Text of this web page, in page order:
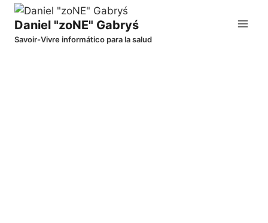
Saltar
contenido
Daniel "zoNE" Gabryś
Savoir-Vivre informático para la salud